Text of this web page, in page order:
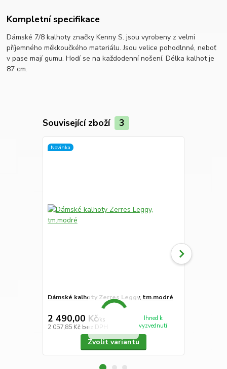
Kompletní specifikace
Dámské 7/8 kalhoty značky Kenny S. jsou vyrobeny z velmi
příjemného měkkoučkého materiálu. Jsou velice pohodlnné, neboť
v pase mají gumu. Hodí se na každodenní nošení. Délka kalhot je
87 cm.
Související zboží 3
Novinka
Dámské kalhoty Zerres Leggy, tm.modré
2 490,00 Kč/ks
2 057,85 Kč bez DPH
Ihned k
vyzvednutí
Zvolit variantu